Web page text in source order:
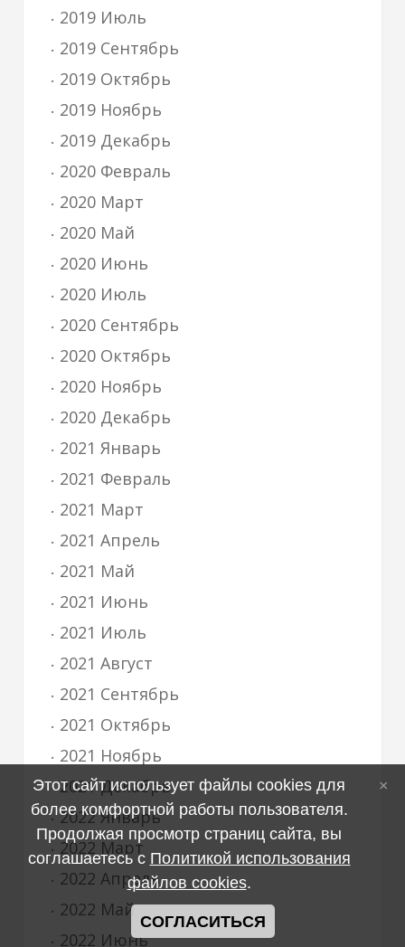
2019 Июль
2019 Сентябрь
2019 Октябрь
2019 Ноябрь
2019 Декабрь
2020 Февраль
2020 Март
2020 Май
2020 Июнь
2020 Июль
2020 Сентябрь
2020 Октябрь
2020 Ноябрь
2020 Декабрь
2021 Январь
2021 Февраль
2021 Март
2021 Апрель
2021 Май
2021 Июнь
2021 Июль
2021 Август
2021 Сентябрь
2021 Октябрь
2021 Ноябрь
2021 Декабрь
2022 Январь
2022 Март
2022 Апрель
2022 Май
2022 Июнь
Этот сайт использует файлы cookies для
более комфортной работы пользователя.
Продолжая просмотр страниц сайта, вы
соглашаетесь с Политикой использования
файлов cookies.
СОГЛАСИТЬСЯ